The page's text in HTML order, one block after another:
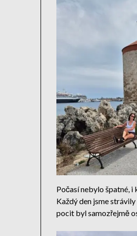
Počasí nebylo špatné, i
Každý den jsme
pocit byl samozřejmě